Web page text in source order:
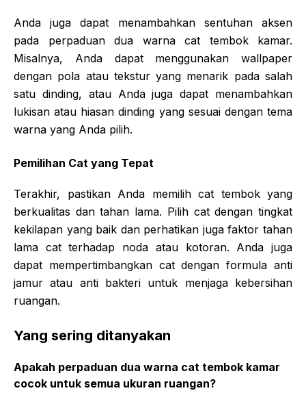
Anda juga dapat menambahkan sentuhan aksen
pada perpaduan dua warna cat tembok kamar.
Misalnya, Anda dapat menggunakan wallpaper
dengan pola atau tekstur yang menarik pada salah
satu dinding, atau Anda juga dapat menambahkan
lukisan atau hiasan dinding yang sesuai dengan tema
warna yang Anda pilih.
Pemilihan Cat yang Tepat
Terakhir, pastikan Anda memilih cat tembok yang
berkualitas dan tahan lama. Pilih cat dengan tingkat
kekilapan yang baik dan perhatikan juga faktor tahan
lama cat terhadap noda atau kotoran. Anda juga
dapat mempertimbangkan cat dengan formula anti
jamur atau anti bakteri untuk menjaga kebersihan
ruangan.
Yang sering ditanyakan
Apakah perpaduan dua warna cat tembok kamar
cocok untuk semua ukuran ruangan?